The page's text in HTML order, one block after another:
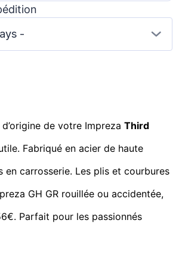
-
de votre Impreza Third
Fabriqué en acier de haute
carrosserie. Les plis et courbures
GH GR rouillée ou accidentée,
Parfait pour les passionnés